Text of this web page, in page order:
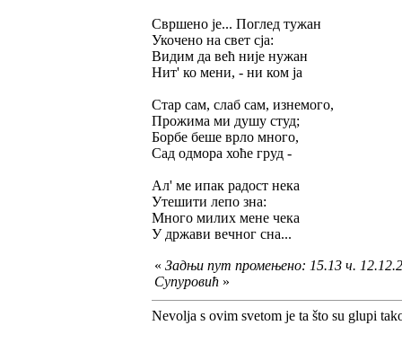
Свршено је... Поглед тужан
Укочено на свет сја:
Видим да већ није нужан
Нит' ко мени, - ни ком ја
Стар сам, слаб сам, изнемого,
Прожима ми душу студ;
Борбе беше врло много,
Сад одмора хоће груд -
Ал' ме ипак радост нека
Утешити лепо зна:
Много милих мене чека
У држави вечног сна...
« Задњи пут промењено: 15.13 ч.
Супуровић »
Nevolja s ovim svetom je ta što su glupi